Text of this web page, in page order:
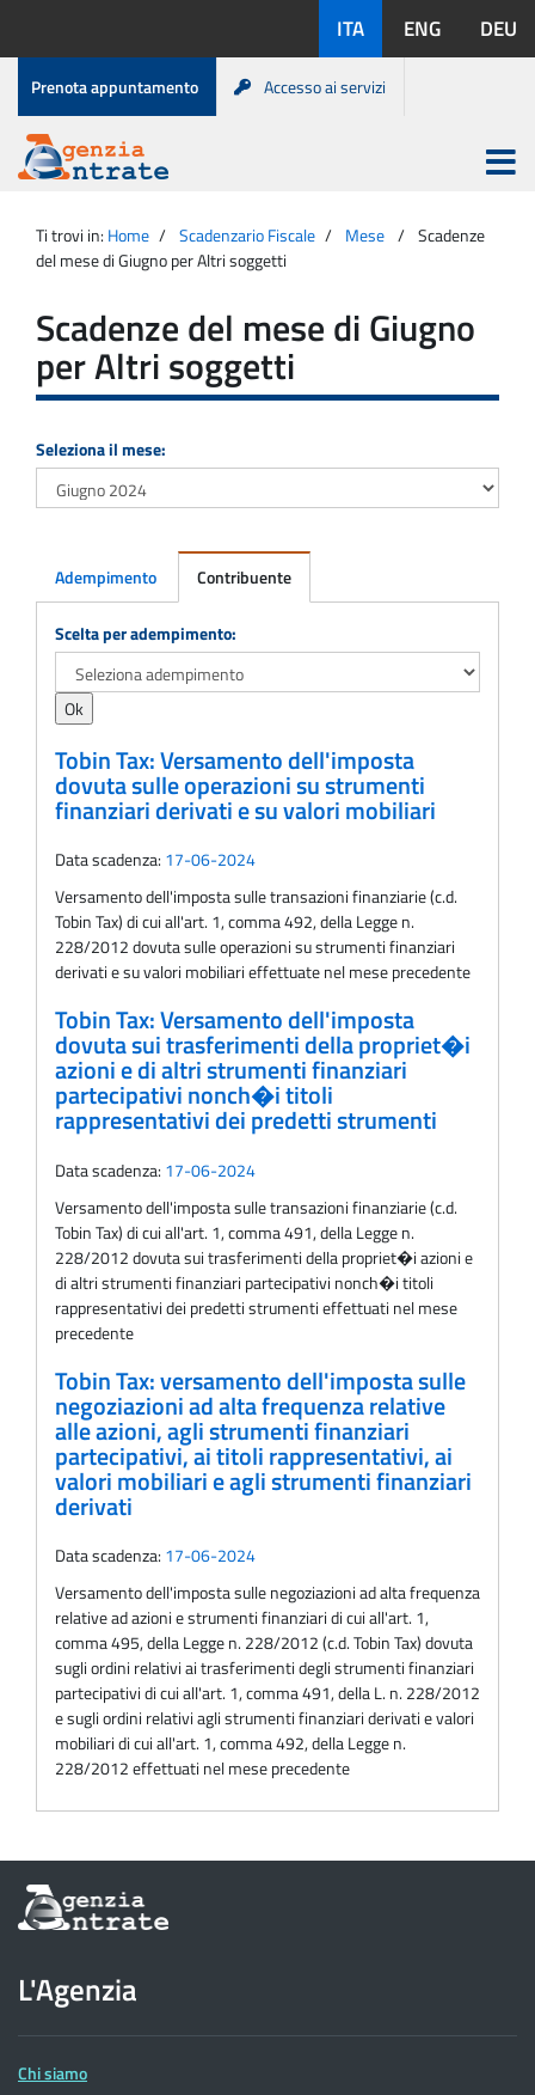
contenuto
disponibili:
ITA ENG DEU
Menu
di
servizio
Prenota appuntamento Accesso ai servizi
Agenzia
Entrate
Apri
menu
principale
Ti trovi in: Home Scadenzario Fiscale Mese
Scadenze
del mese di Giugno per Altri soggetti
Scadenze del mese di Giugno
per Altri soggetti
Seleziona il mese:
Adempimento Contribuente
Adempimento
Scelta per adempimento:
Tobin Tax: Versamento dell'imposta
dovuta sulle operazioni su strumenti
finanziari derivati e su valori mobiliari
Data scadenza: 17-06-2024
Versamento dell'imposta sulle transazioni finanziarie (c.d.
Tobin Tax) di cui all'art. 1, comma 492, della Legge n.
228/2012 dovuta sulle operazioni su strumenti finanziari
derivati e su valori mobiliari effettuate nel mese precedente
Tobin Tax: Versamento dell'imposta
dovuta sui trasferimenti della propriet�i
azioni e di altri strumenti finanziari
partecipativi nonch�i titoli
rappresentativi dei predetti strumenti
Data scadenza: 17-06-2024
Versamento dell'imposta sulle transazioni finanziarie (c.d.
Tobin Tax) di cui all'art. 1, comma 491, della Legge n.
228/2012 dovuta sui trasferimenti della propriet�i azioni e
di altri strumenti finanziari partecipativi nonch�i titoli
rappresentativi dei predetti strumenti effettuati nel mese
precedente
Tobin Tax: versamento dell'imposta sulle
negoziazioni ad alta frequenza relative
alle azioni, agli strumenti finanziari
partecipativi, ai titoli rappresentativi, ai
valori mobiliari e agli strumenti finanziari
derivati
Data scadenza: 17-06-2024
Versamento dell'imposta sulle negoziazioni ad alta frequenza
relative ad azioni e strumenti finanziari di cui all'art. 1,
comma 495, della Legge n. 228/2012 (c.d. Tobin Tax) dovuta
sugli ordini relativi ai trasferimenti degli strumenti finanziari
partecipativi di cui all'art. 1, comma 491, della L. n. 228/2012
e sugli ordini relativi agli strumenti finanziari derivati e valori
mobiliari di cui all'art. 1, comma 492, della Legge n.
228/2012 effettuati nel mese precedente
Informazioni
sul
dell'Agenzia
delle
Entrate
L'Agenzia
Chi siamo